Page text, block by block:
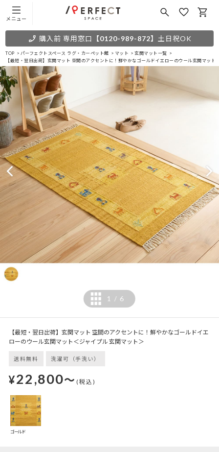
メニュー
購入前 専用窓口 【0120-989-872】 土日祝OK
TOP パーフェクトスペース ラグ・カーペット館 マット
玄関マット一覧
【最短・翌日出荷】玄関マット 空間のアクセントに！鮮やかなゴールドイエローのウール玄関マット
1 / 6
【最短・翌日出荷】玄関マット 空間のアクセントに！鮮やかなゴールドイエ
ローのウール玄関マット＜ジャイプル 玄関マット＞
送料無料 洗濯可（手洗い）
¥22,800～ (税込)
ゴールド